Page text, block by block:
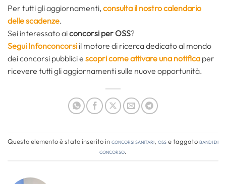
Per tutti gli aggiornamenti,consulta il nostro calendario
delle scadenze.
Sei interessato aiconcorsi per OSS?
Segui Infonconcorsi il motore di ricerca dedicato al mondo
dei concorsi pubblici e scopri come attivare una notifica per
ricevere tutti gli aggiornamenti sulle nuove opportunità.
Questo elemento è stato inserito inConcorsi Sanitari, OSSe taggatobandi di
concorso.